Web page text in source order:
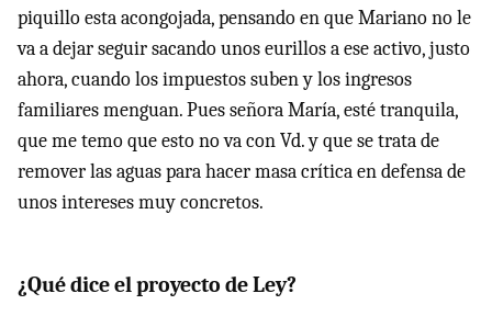
piquillo esta acongojada, pensando en que Mariano no le
va a dejar seguir sacando unos eurillos a ese activo, justo
ahora, cuando los impuestos suben y los ingresos
familiares menguan. Pues señora María, esté tranquila,
que me temo que esto no va con Vd. y que se trata de
remover las aguas para hacer masa crítica en defensa de
unos intereses muy concretos.
¿Qué dice el proyecto de Ley?